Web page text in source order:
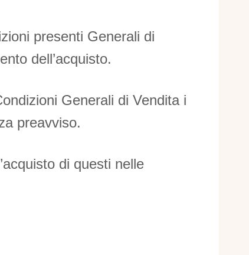
presenti Generali di
dell’acquisto.
Generali di Vendita i
preavviso.
di questi nelle